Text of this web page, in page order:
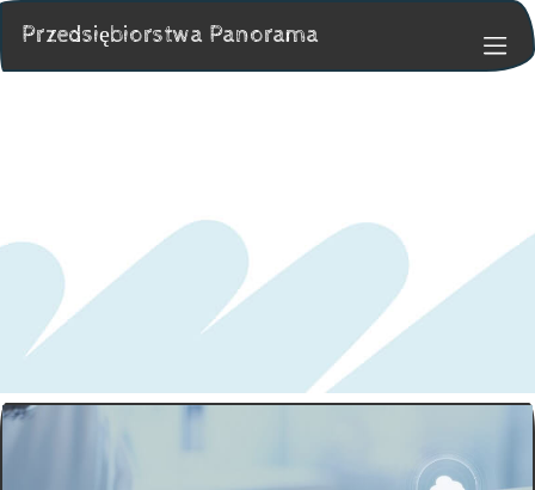
Przedsiębiorstwa Panorama